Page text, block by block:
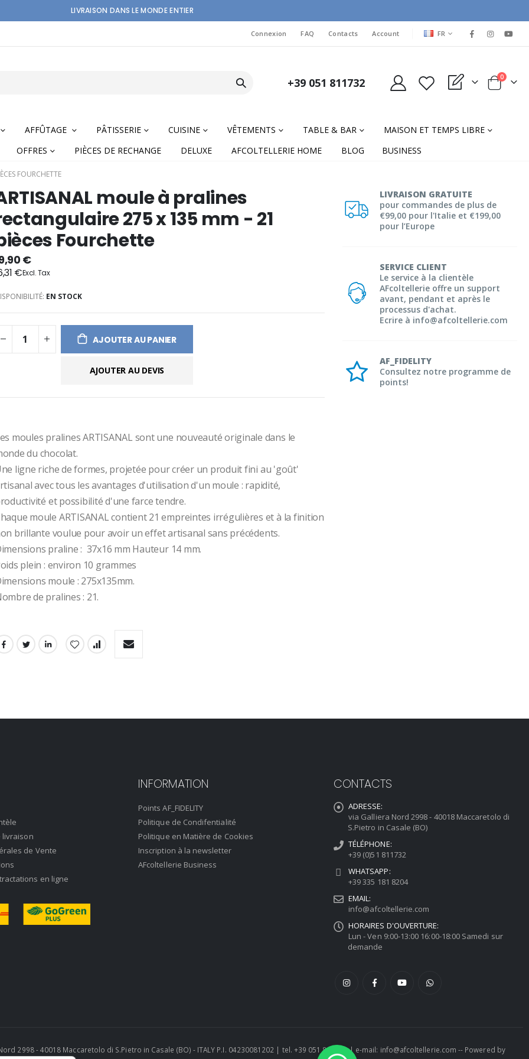
LIVRAISON DANS LE MONDE ENTIER
Connexion FAQ Contacts Account LANGUAGE
FR
+39 051 811732 My Quote Cart
0items
AFFÛTAGE PÂTISSERIE CUISINE VÊTEMENTS TABLE & BAR
MAISON ET TEMPS LIBRE
OFFRES PIÈCES DE RECHANGE DELUXE AFCOLTELLERIE HOME BLOG BUSINESS
FOURCHETTE
LIVRAISON GRATUITE
pour commandes de plus de
€99,00 pour l'Italie et €199,00
pour l’Europe
SERVICE CLIENT
Le service à la clientèle
AFcoltellerie offre un support
avant, pendant et après le
processus d'achat.
Ecrire à info@afcoltellerie.com
AF_FIDELITY
Consultez notre programme de
points!
moule à pralines
275 x 135 mm - 21
Fourchette
€
€
EN STOCK
AJOUTER AU PANIER
AJOUTER AU DEVIS
moules pralines ARTISANAL sont une nouveauté originale dans le
du chocolat.
ligne riche de formes, projetée pour créer un produit fini au 'goût'
avec tous les avantages d'utilisation d'un moule : rapidité,
et possibilité d'une farce tendre.
moule ARTISANAL contient 21 empreintes irrégulières et à la finition
brillante voulue pour avoir un effet artisanal sans précédents.
praline :  37x16 mm Hauteur 14 mm.
plein : environ 10 grammes
moule : 275x135mm.
de pralines : 21.
livraison
de Vente
en ligne
INFORMATION
Points AF_FIDELITY
Politique de Condifentialité
Politique en Matière de Cookies
Inscription à la newsletter
AFcoltellerie Business
CONTACTS
ADRESSE:
via Galliera Nord 2998 - 40018 Maccaretolo di
S.Pietro in Casale (BO)
TÉLÉPHONE:
+39 (0)51 811732
WHATSAPP:
+39 335 181 8204
EMAIL:
info@afcoltellerie.com
HORAIRES D'OUVERTURE:
Lun - Ven 9:00-13:00 16:00-18:00 Samedi sur
demande
2998 - 40018 Maccaretolo di S.Pietro in Casale (BO) - ITALY P.I. 04230081202 | tel. +39 051 811732 | e-mail: info@afcoltellerie.com -- Powered by